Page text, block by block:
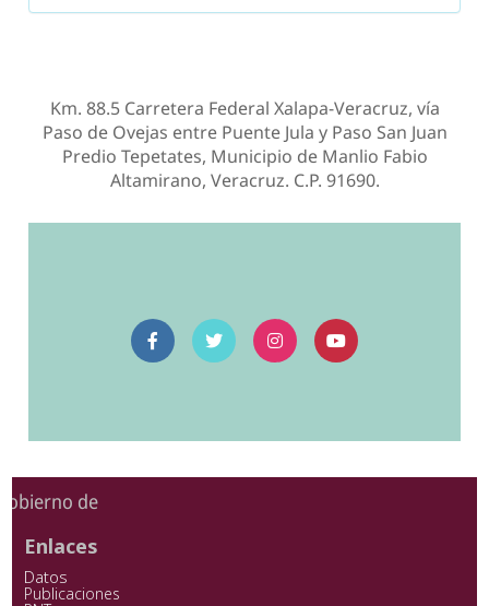
Km. 88.5 Carretera Federal Xalapa-Veracruz, vía
Paso de Ovejas entre Puente Jula y Paso San Juan
Predio Tepetates, Municipio de Manlio Fabio
Altamirano, Veracruz. C.P. 91690.